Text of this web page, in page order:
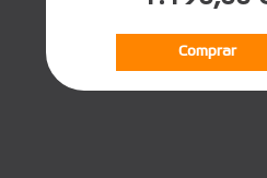
Comprar